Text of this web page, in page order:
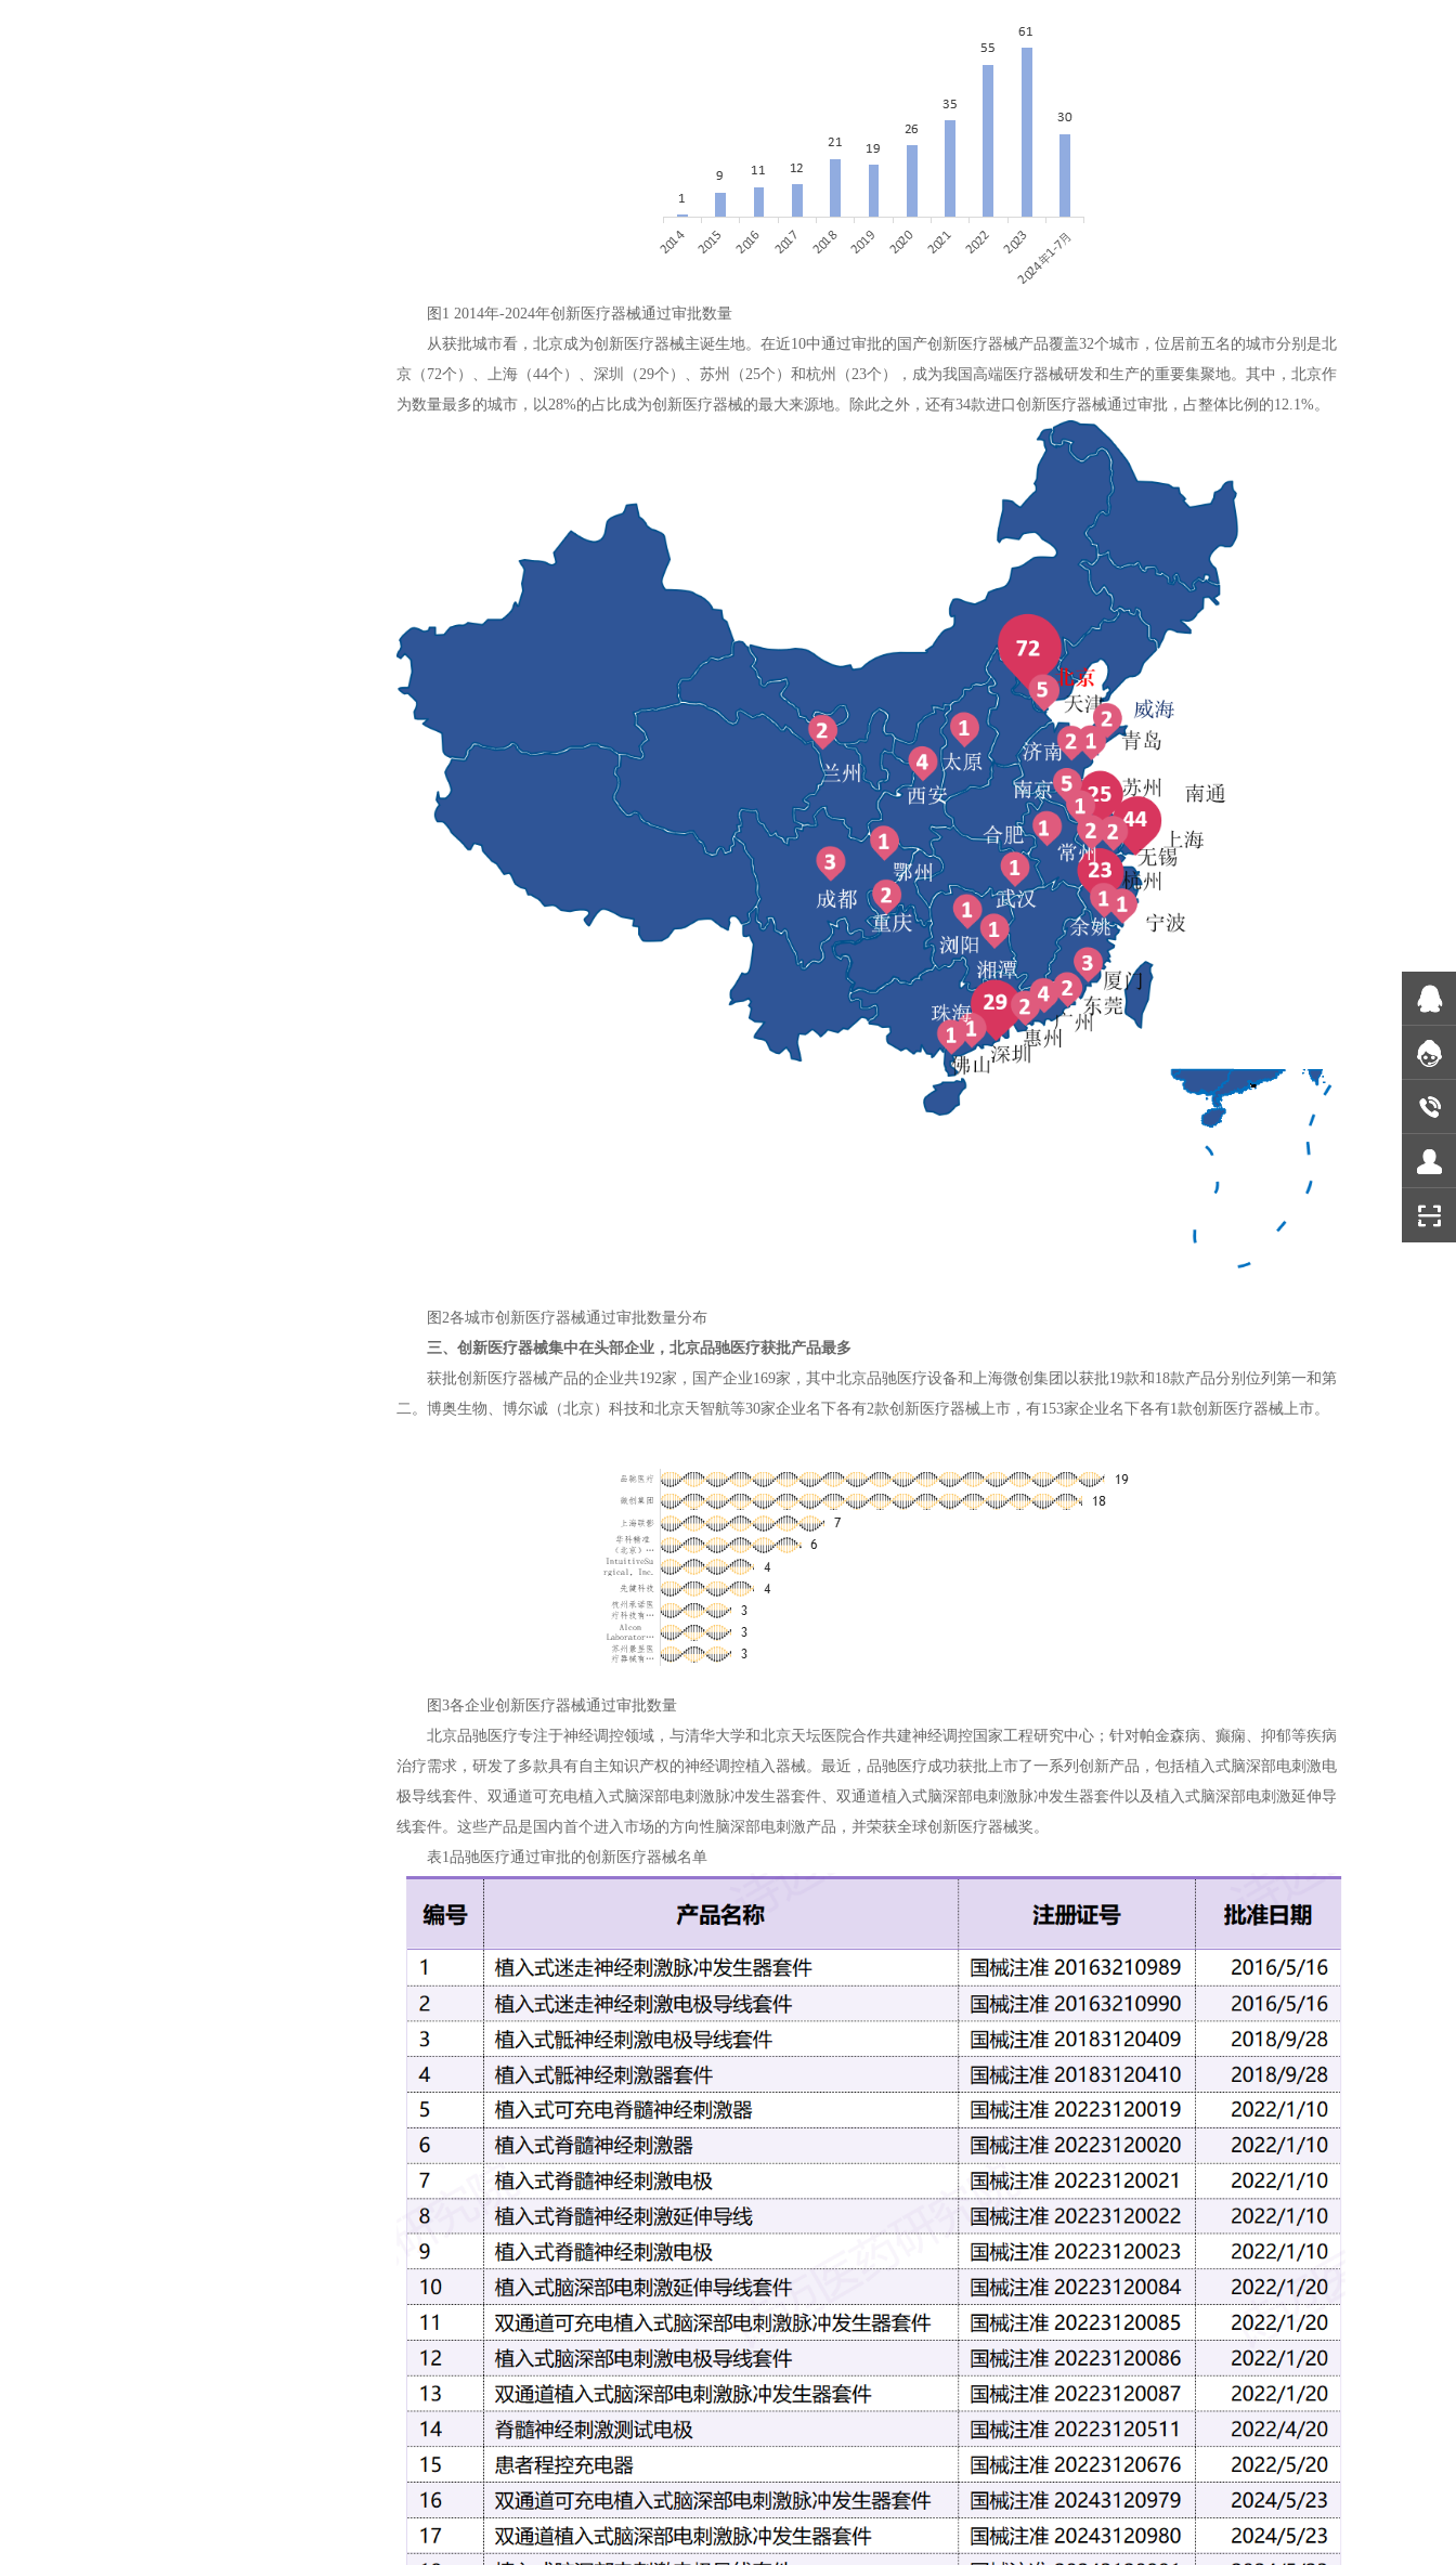
图1 2014年-2024年创新医疗器械通过审批数量
从获批城市看，北京成为创新医疗器械主诞生地。在近10中通过审批的国产创新医疗器械产品覆盖32个城市，位居前五名的城市分别是北
京（72个）、上海（44个）、深圳（29个）、苏州（25个）和杭州（23个），成为我国高端医疗器械研发和生产的重要集聚地。其中，北京作
为数量最多的城市，以28%的占比成为创新医疗器械的最大来源地。除此之外，还有34款进口创新医疗器械通过审批，占整体比例的12.1%。
图2各城市创新医疗器械通过审批数量分布
三、创新医疗器械集中在头部企业，北京品驰医疗获批产品最多
获批创新医疗器械产品的企业共192家，国产企业169家，其中北京品驰医疗设备和上海微创集团以获批19款和18款产品分别位列第一和第
二。博奥生物、博尔诚（北京）科技和北京天智航等30家企业名下各有2款创新医疗器械上市，有153家企业名下各有1款创新医疗器械上市。
图3各企业创新医疗器械通过审批数量
北京品驰医疗专注于神经调控领域，与清华大学和北京天坛医院合作共建神经调控国家工程研究中心；针对帕金森病、癫痫、抑郁等疾病
治疗需求，研发了多款具有自主知识产权的神经调控植入器械。最近，品驰医疗成功获批上市了一系列创新产品，包括植入式脑深部电刺激电
极导线套件、双通道可充电植入式脑深部电刺激脉冲发生器套件、双通道植入式脑深部电刺激脉冲发生器套件以及植入式脑深部电刺激延伸导
线套件。这些产品是国内首个进入市场的方向性脑深部电刺激产品，并荣获全球创新医疗器械奖。
表1品驰医疗通过审批的创新医疗器械名单